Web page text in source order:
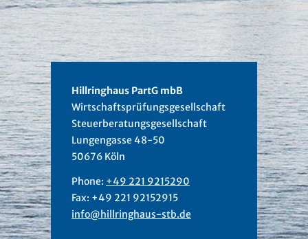
Hillringhaus PartG mbB
Wirtschaftsprüfungsgesellschaft
Steuerberatungsgesellschaft
Lungengasse 48-50
50676 Köln
Phone: +49 221 9215290
Fax: +49 221 92152915
info@hillringhaus-stb.de